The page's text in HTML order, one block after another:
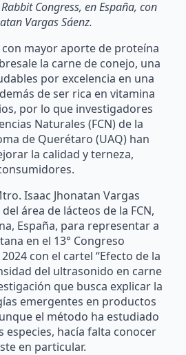
Rabbit Congress, en España, con
Vargas Sáenz.
mayor aporte de proteína
la carne de conejo, una
por excelencia en una
de ser rica en vitamina
por lo que investigadores
Naturales (FCN) de la
de Querétaro (UAQ) han
la calidad y terneza,
Isaac Jhonatan Vargas
área de lácteos de la FCN,
España, para representar a
en el 13° Congreso
con el cartel “Efecto de la
del ultrasonido en carne
que busca explicar la
emergentes en productos
el método ha estudiado
especies, hacía falta conocer
en particular.